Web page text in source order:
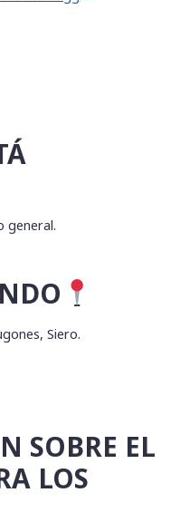
general.
Siero.
SOBRE EL
LOS